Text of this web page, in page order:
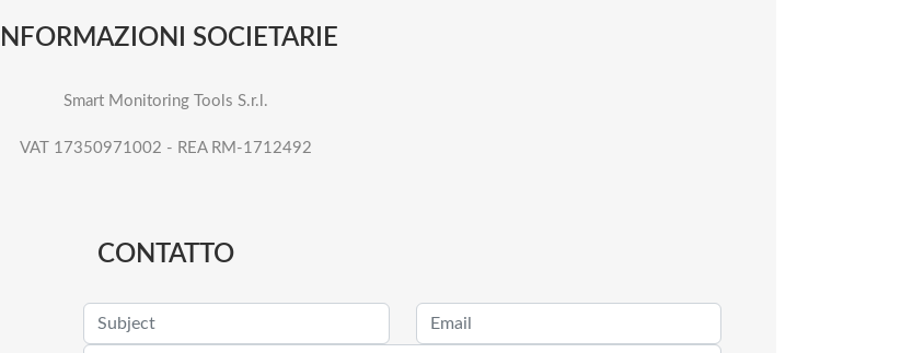
INFORMAZIONI SOCIETARIE
Smart Monitoring Tools S.r.l.
VAT 17350971002 - REA RM-1712492
CONTATTO